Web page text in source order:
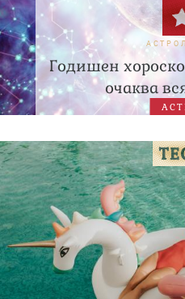
Годишен
очаква